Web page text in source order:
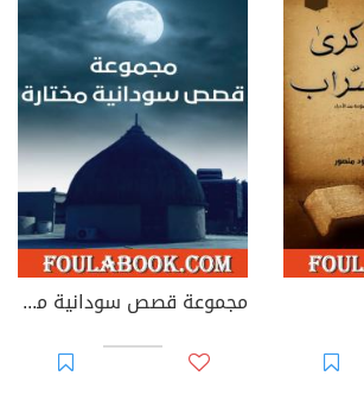
مجموعة قصص سودانية مختارة